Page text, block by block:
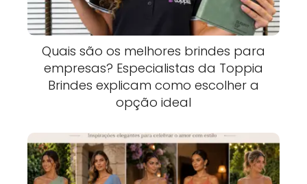
Quais são os melhores brindes para
empresas? Especialistas da Toppia
Brindes explicam como escolher a
opção ideal